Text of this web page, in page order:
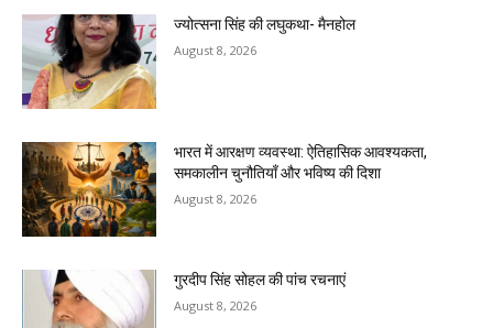
ज्योत्सना सिंह की लघुकथा- मैनहोल
August 8, 2026
भारत में आरक्षण व्यवस्था: ऐतिहासिक आवश्यकता,
समकालीन चुनौतियाँ और भविष्य की दिशा
August 8, 2026
गुरदीप सिंह सोहल की पांच रचनाएं
August 8, 2026